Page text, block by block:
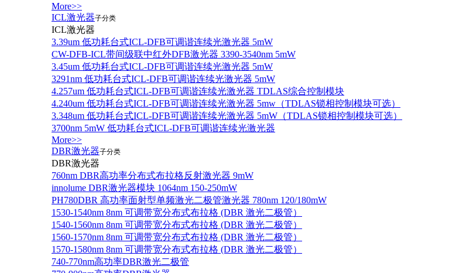
More>>
ICL激光器子分类
ICL激光器
3.39um 低功耗台式ICL-DFB可调谐连续光激光器 5mW
CW-DFB-ICL带间级联中红外DFB激光器 3390-3540nm 5mW
3.45um 低功耗台式ICL-DFB可调谐连续光激光器 5mW
3291nm 低功耗台式ICL-DFB可调谐连续光激光器 5mW
4.257um 低功耗台式ICL-DFB可调谐连续光激光器 TDLAS综合控制模块
4.240um 低功耗台式ICL-DFB可调谐连续光激光器 5mw（TDLAS锁相控制模块可选）
3.348um 低功耗台式ICL-DFB可调谐连续光激光器 5mW（TDLAS锁相控制模块可选）
3700nm 5mW 低功耗台式ICL-DFB可调谐连续光激光器
More>>
DBR激光器子分类
DBR激光器
760nm DBR高功率分布式布拉格反射激光器 9mW
innolume DBR激光器模块 1064nm 150-250mW
PH780DBR 高功率面射型单频激光二极管激光器 780nm 120/180mW
1530-1540nm 8nm 可调带宽分布式布拉格 (DBR 激光二极管）
1540-1560nm 8nm 可调带宽分布式布拉格 (DBR 激光二极管）
1560-1570nm 8nm 可调带宽分布式布拉格 (DBR 激光二极管）
1570-1580nm 8nm 可调带宽分布式布拉格 (DBR 激光二极管）
740-770nm高功率DBR激光二极管